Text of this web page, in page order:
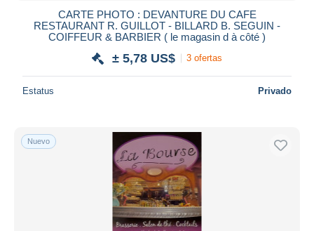
CARTE PHOTO : DEVANTURE DU CAFE
RESTAURANT R. GUILLOT - BILLARD B. SEGUIN -
COIFFEUR & BARBIER ( le magasin d à côté )
± 5,78 US$ 3 ofertas
Estatus Privado
Nuevo